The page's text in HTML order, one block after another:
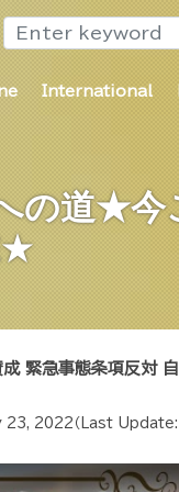
International
の道★今
緊急事態条項反対
23, 2022 （Last